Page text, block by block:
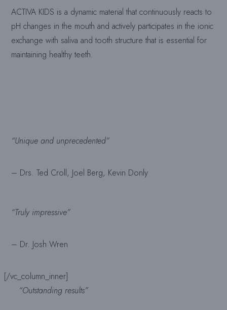
ACTIVA KIDS is a dynamic material that continuously reacts to
pH changes in the mouth and actively participates in the ionic
exchange with saliva and tooth structure that is essential for
maintaining healthy teeth.
“Unique and unprecedented”
– Drs. Ted Croll, Joel Berg, Kevin Donly
“Truly impressive”
– Dr. Josh Wren
[/vc_column_inner]
“Outstanding results”